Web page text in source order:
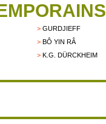
>GURDJIEFF
>BÔ YIN RÂ
>K.G. DÜRCKHEIM